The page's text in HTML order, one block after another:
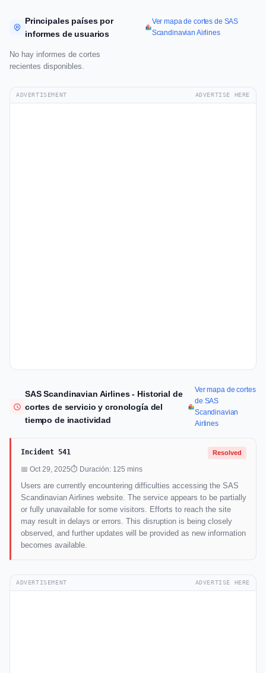
Principales países por
informes de usuarios
Ver mapa de cortes de SAS
Scandinavian Airlines
No hay informes de cortes
recientes disponibles.
ADVERTISEMENT ADVERTISE HERE
SAS Scandinavian Airlines - Historial de
cortes de servicio y cronología del
tiempo de inactividad
Ver mapa de cortes
de SAS
Scandinavian
Airlines
Incident 541 Resolved
📅 Oct 29, 2025⏱ Duración: 125 mins
Users are currently encountering difficulties accessing the SAS
Scandinavian Airlines website. The service appears to be partially
or fully unavailable for some visitors. Efforts to reach the site
may result in delays or errors. This disruption is being closely
observed, and further updates will be provided as new information
becomes available.
ADVERTISEMENT ADVERTISE HERE